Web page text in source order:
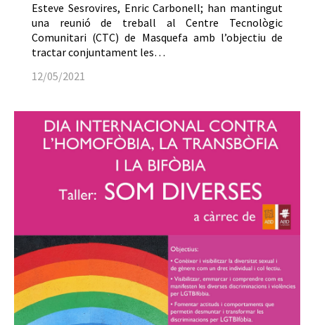
Esteve Sesrovires, Enric Carbonell; han mantingut
una reunió de treball al Centre Tecnològic
Comunitari (CTC) de Masquefa amb l’objectiu de
tractar conjuntament les…
12/05/2021